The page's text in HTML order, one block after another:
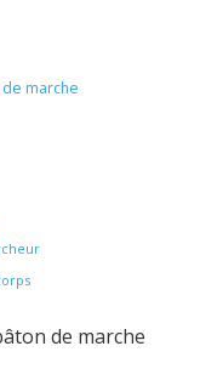
marche
de marche